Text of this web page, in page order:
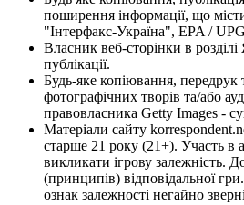
поширення інформації, що
"Інтерфакс-Україна", EPA /
Власник веб-сторінки в
публікації.
Будь-яке копіювання, передрук
фотографічних творів та/або
правовласника Getty Images -
Матеріали сайту
старше 21 року (21+). Участь в
викликати ігрову залежність.
(принципів) відповідальної
ознак залежності негайно